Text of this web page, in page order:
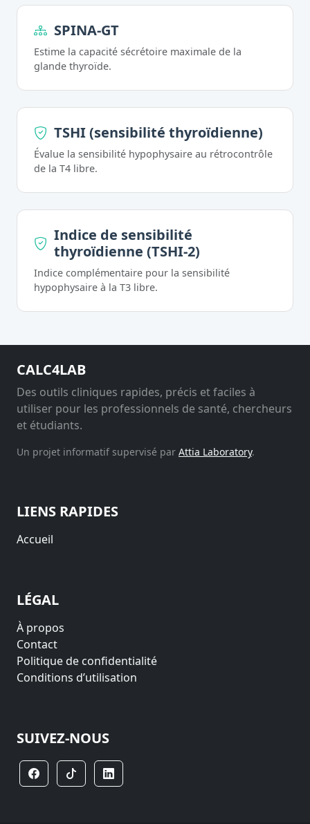
SPINA-GT
Estime la capacité sécrétoire maximale de la
glande thyroïde.
TSHI (sensibilité thyroïdienne)
Évalue la sensibilité hypophysaire au rétrocontrôle
de la T4 libre.
Indice de sensibilité
thyroïdienne (TSHI-2)
Indice complémentaire pour la sensibilité
hypophysaire à la T3 libre.
CALC4LAB
Des outils cliniques rapides, précis et faciles à
utiliser pour les professionnels de santé, chercheurs
et étudiants.
Un projet informatif supervisé par Attia Laboratory.
LIENS RAPIDES
Accueil
LÉGAL
À propos
Contact
Politique de confidentialité
Conditions d’utilisation
SUIVEZ-NOUS